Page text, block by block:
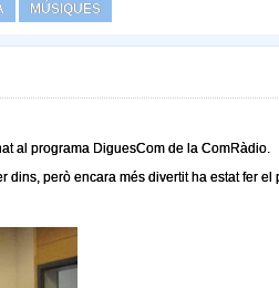
MÚSIQUES
al programa DiguesCom de la ComRàdio.
dins, però encara més divertit ha estat fer